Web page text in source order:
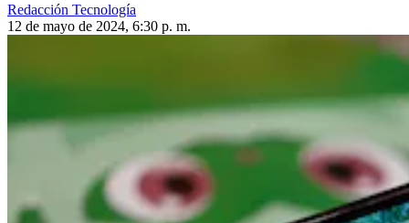
Redacción Tecnología
12 de mayo de 2024, 6:30 p. m.